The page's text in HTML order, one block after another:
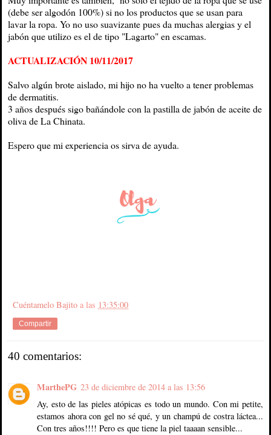
(debe ser algodón 100%) si no los productos que se usan para
lavar la ropa. Yo no uso suavizante pues da muchas alergias y el
jabón que utilizo es el de tipo "Lagarto" en escamas.
ACTUALIZACIÓN 10/11/2017
Salvo algún brote aislado, mi hijo no ha vuelto a tener problemas
de dermatitis.
3 años después sigo bañándole con la pastilla de jabón de aceite de
oliva de La Chinata.
Espero que mi experiencia os sirva de ayuda.
Cuéntamelo Bajito a las 13:35:00
Compartir
40 comentarios:
MarthePG 23 de diciembre de 2014 a las 13:56
Ay, esto de las pieles atópicas es todo un mundo. Con mi petite,
estamos ahora con gel no sé qué, y un champú de costra láctea...
Con tres años!!!! Pero es que tiene la piel taaaan sensible...